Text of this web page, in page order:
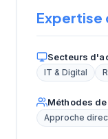
Expertise
Secteurs
IT & Digital
Méthodes
Approche